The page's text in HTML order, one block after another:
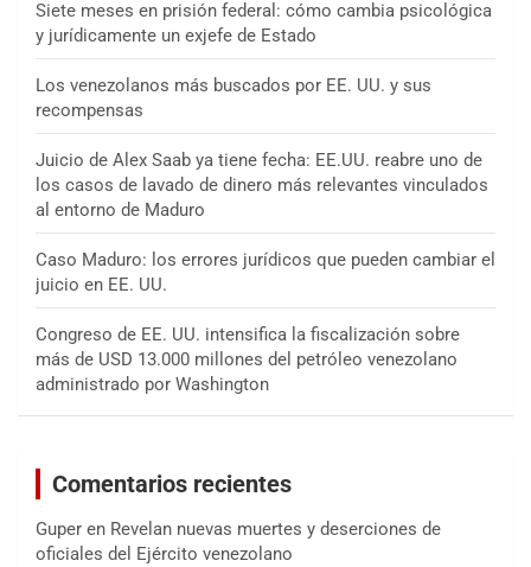
Siete meses en prisión federal: cómo cambia psicológica
y jurídicamente un exjefe de Estado
Los venezolanos más buscados por EE. UU. y sus
recompensas
Juicio de Alex Saab ya tiene fecha: EE.UU. reabre uno de
los casos de lavado de dinero más relevantes vinculados
al entorno de Maduro
Caso Maduro: los errores jurídicos que pueden cambiar el
juicio en EE. UU.
Congreso de EE. UU. intensifica la fiscalización sobre
más de USD 13.000 millones del petróleo venezolano
administrado por Washington
Comentarios recientes
Guper en Revelan nuevas muertes y deserciones de
oficiales del Ejército venezolano